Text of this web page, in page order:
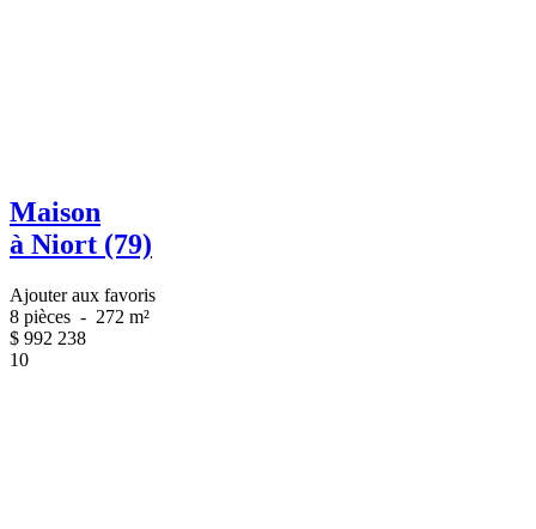
Maison
à Niort (79)
Ajouter aux favoris
8 pièces - 272 m²
$ 992 238
10